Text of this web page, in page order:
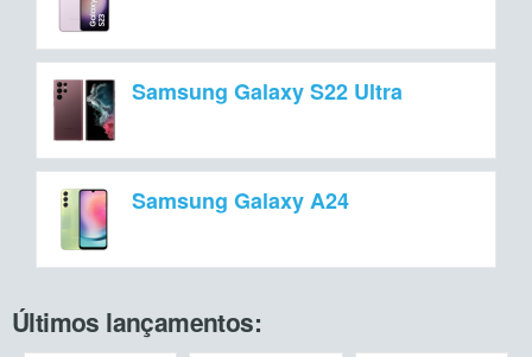
Samsung Galaxy S22 Ultra
Samsung Galaxy A24
Últimos lançamentos: